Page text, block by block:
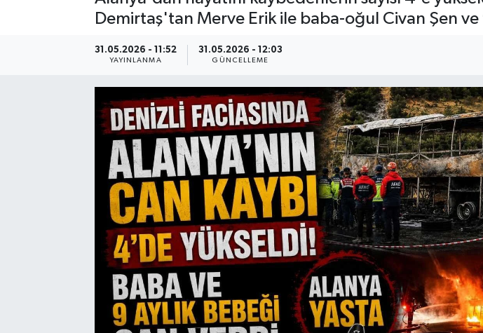
Demirtaş'tan Merve Erik ile baba-oğul Civan Şen ve
31.05.2026 - 11:52
YAYINLANMA
31.05.2026 - 12:03
GÜNCELLEME